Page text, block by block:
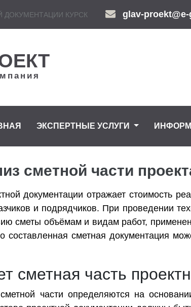
ДОКУМЕНТАЦИИ КУРСК glav-
ЭКСПЕРТНЫЕ УСЛУГИ
сметной части
документации отражает стоимость
и подрядчиков. При проведении
сметы объёмам и видам работ,
составленная сметная документация
сметная часть
части определяются на